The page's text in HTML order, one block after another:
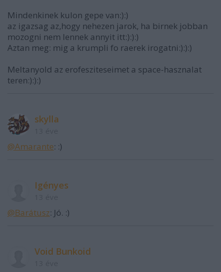
Mindenkinek kulon gepe van:):)
az igazsag az,hogy nehezen jarok, ha birnek jobban
mozogni nem lennek annyit itt:):):)
Aztan meg: mig a krumpli fo raerek irogatni:):):)
Meltanyold az erofesziteseimet a space-hasznalat
teren:):):)
skylla
@Amarante: :)
Igényes
@Barátusz: Jó. :)
Void Bunkoid